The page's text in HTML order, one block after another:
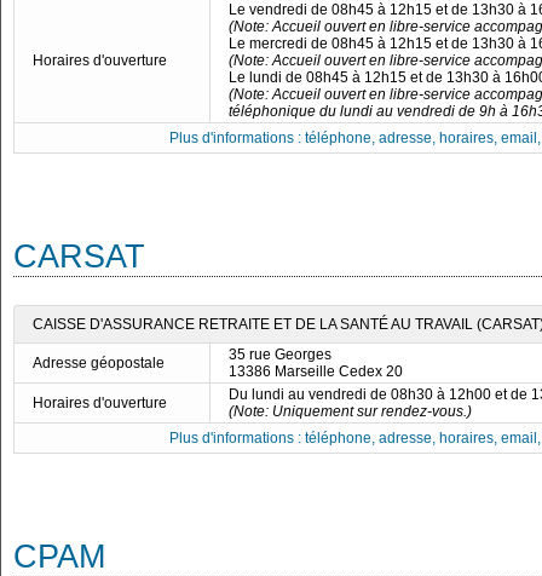
Horaires d'ouverture
Le vendredi de 08h45 à 12h15 et de 13h30 à
(Note: Accueil ouvert en libre-service
Le mercredi de 08h45 à 12h15 et de 13h30 à
(Note: Accueil ouvert en libre-service
Le lundi de 08h45 à 12h15 et de 13h30 à
(Note: Accueil ouvert en libre-service
téléphonique du lundi au vendredi de 9h à
Plus d'informations : téléphone, adresse, horaires,
CARSAT
CAISSE D'ASSURANCE RETRAITE ET DE LA SANTÉ AU TRAVAIL
Adresse géopostale
35 rue Georges
13386 Marseille Cedex 20
Horaires d'ouverture
Du lundi au vendredi de 08h30 à 12h00 et de
(Note: Uniquement sur rendez-vous.)
Plus d'informations : téléphone, adresse, horaires,
CPAM